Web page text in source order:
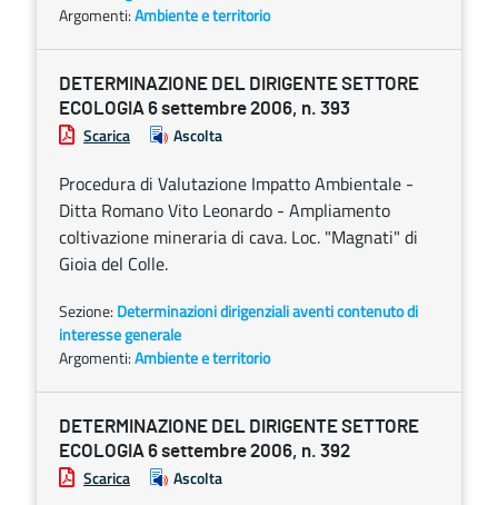
Argomenti:Ambiente e territorio
DETERMINAZIONE DEL DIRIGENTE SETTORE
ECOLOGIA 6 settembre 2006, n. 393
Scarica Ascolta
Procedura di Valutazione Impatto Ambientale -
Ditta Romano Vito Leonardo - Ampliamento
coltivazione mineraria di cava. Loc. "Magnati" di
Gioia del Colle.
Sezione: Determinazioni dirigenziali aventi contenuto di
interesse generale
Argomenti:Ambiente e territorio
DETERMINAZIONE DEL DIRIGENTE SETTORE
ECOLOGIA 6 settembre 2006, n. 392
Scarica Ascolta